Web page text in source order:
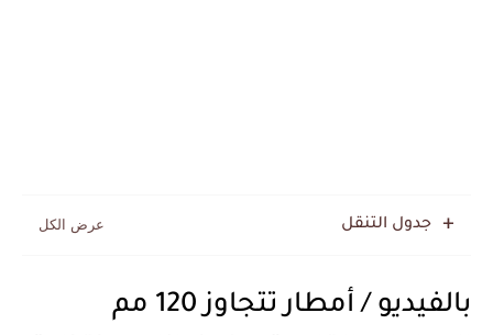
جدول التنقل
بالفيديو / أمطار تتجاوز 120 مم